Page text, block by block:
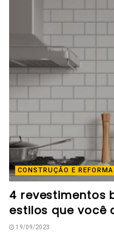
CONSTRUÇÃO E REFORMA
4 revestimentos
estilos que você
19/09/2023